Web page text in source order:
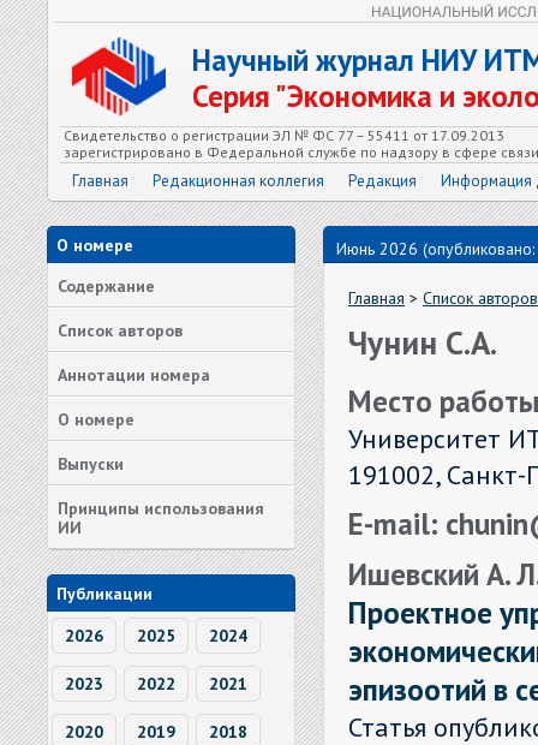
Научный журнал НИУ
Серия "Экономика и
Свидетельство о регистрации ЭЛ № ФС 77 – 55411 от 17.09.2013
зарегистрировано в Федеральной службе по надзору в сфере
Главная Редакционная коллегия Редакция Информация
О номере
Содержание
Список авторов
Аннотации номера
О номере
Выпуски
Принципы использования
ИИ
Публикации
2026
2025 2024
2023 2022 2021
2020 2019 2018
Июнь 2026
Главная > Список авторов
Чунин С.А.
Место
Университет
191002, Санкт-
E-mail:
Ишевский А.
Проектное
эпизоотий в
Статья